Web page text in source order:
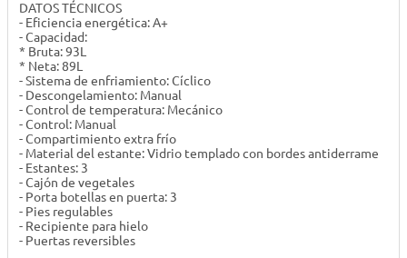
DATOS TÉCNICOS
- Eficiencia energética: A+
- Capacidad:
* Bruta: 93L
* Neta: 89L
- Sistema de enfriamiento: Cíclico
- Descongelamiento: Manual
- Control de temperatura: Mecánico
- Control: Manual
- Compartimiento extra frío
- Material del estante: Vidrio templado con bordes antiderrame
- Estantes: 3
- Cajón de vegetales
- Porta botellas en puerta: 3
- Pies regulables
- Recipiente para hielo
- Puertas reversibles